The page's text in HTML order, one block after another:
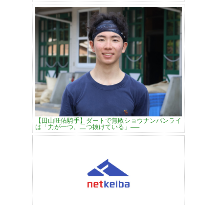
【田山旺佑騎手】ダートで無敗ショウナンバンライ
は「力が一つ、二つ抜けている」──